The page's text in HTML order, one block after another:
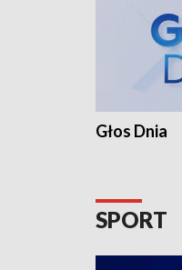
Głos Dnia
SPORT